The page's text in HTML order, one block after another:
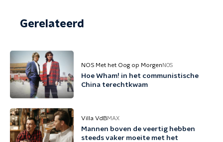
Gerelateerd
NOS Met het Oog op Morgen NOS
Hoe Wham! in het communistische
China terechtkwam
Villa VdBMAX
Mannen boven de veertig hebben
steeds vaker moeite met het